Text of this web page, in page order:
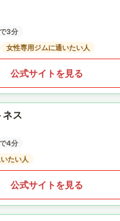
3分
女性専用ジムに通いたい人
公式サイトを見る
ネス
4分
たい人
公式サイトを見る